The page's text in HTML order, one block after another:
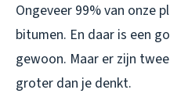
Ongeveer 99% van onze
bitumen. En daar is een
gewoon. Maar er zijn
groter dan je denkt.